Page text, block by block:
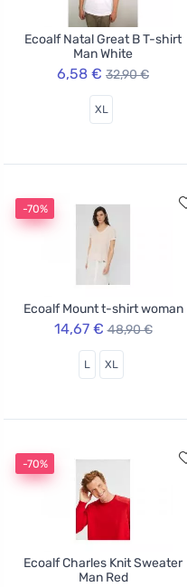
Ecoalf Natal Great B T-shirt
Man White
6,58 € 32,90 €
XL
-70%
Ecoalf Mount t-shirt woman
14,67 € 48,90 €
L XL
-70%
Ecoalf Charles Knit Sweater
Man Red